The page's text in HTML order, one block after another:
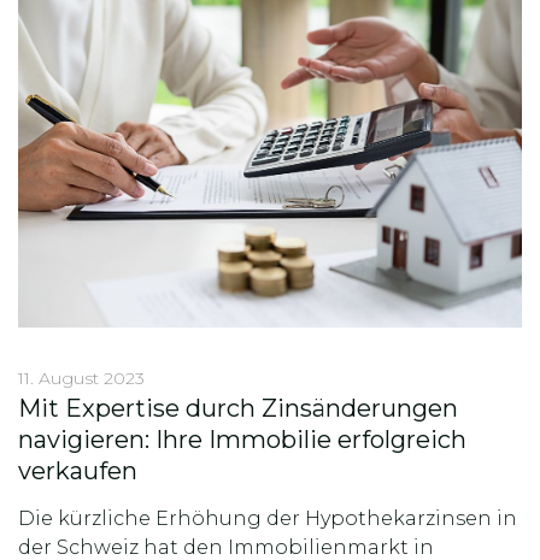
11. August 2023
Mit Expertise durch Zinsänderungen
navigieren: Ihre Immobilie erfolgreich
verkaufen
Die kürzliche Erhöhung der Hypothekarzinsen in
der Schweiz hat den Immobilienmarkt in